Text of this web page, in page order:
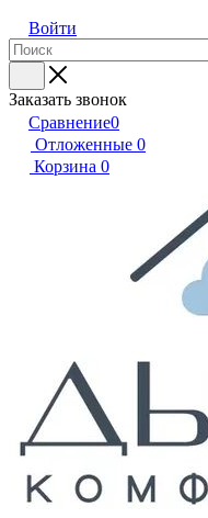
Войти
Заказать звонок
Сравнение0
Отложенные 0
Корзина 0